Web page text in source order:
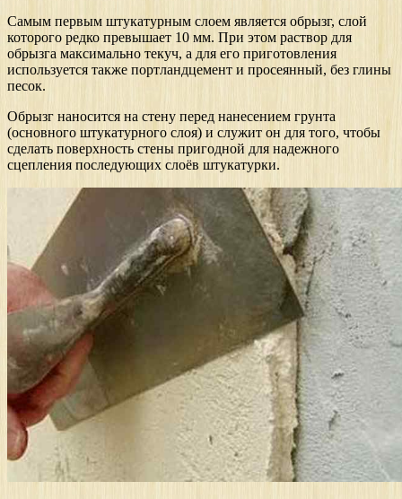
Самым первым штукатурным слоем является обрызг, слой
которого редко превышает 10 мм. При этом раствор для
обрызга максимально текуч, а для его приготовления
используется также портландцемент и просеянный, без глины
песок.
Обрызг наносится на стену перед нанесением грунта
(основного штукатурного слоя) и служит он для того, чтобы
сделать поверхность стены пригодной для надежного
сцепления последующих слоёв штукатурки.